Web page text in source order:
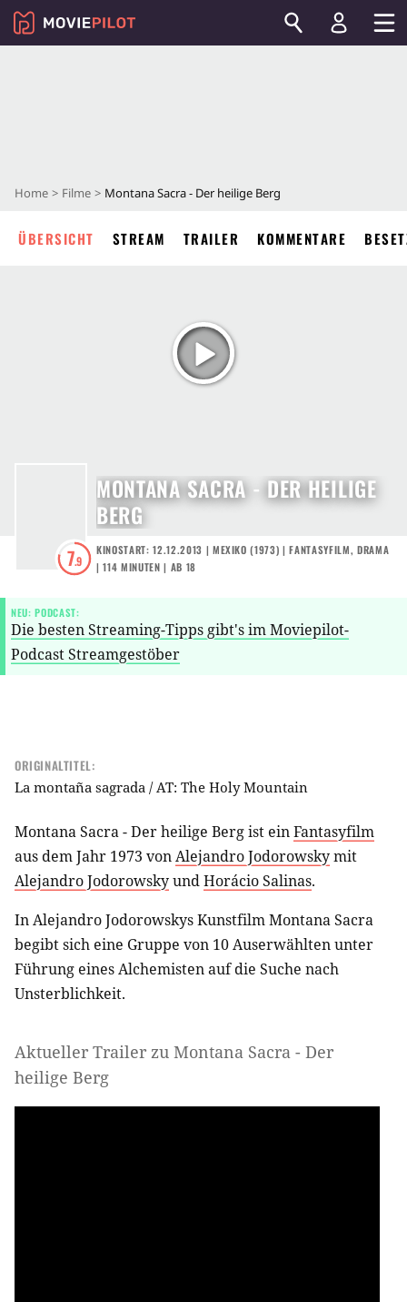
Home Filme Montana Sacra - Der heilige Berg
ÜBERSICHT STREAM TRAILER KOMMENTARE
7.9
MONTANA SACRA - DER HEILIGE
BERG
KINOSTART: 12.12.2013 | MEXIKO (1973) |FANTASYFILM,DRAMA
| 114 MINUTEN | AB 18
NEU: PODCAST:
Die besten Streaming-Tipps gibt's im Moviepilot-
Podcast Streamgestöber
ORIGINALTITEL:
La montaña sagrada / AT: The Holy Mountain
Montana Sacra - Der heilige Berg ist einFantasyfilm
aus dem Jahr 1973 vonAlejandro Jodorowskymit
Alejandro JodorowskyundHorácio Salinas.
In Alejandro Jodorowskys Kunstfilm Montana Sacra
begibt sich eine Gruppe von 10 Auserwählten unter
Führung eines Alchemisten auf die Suche nach
Unsterblichkeit.
Aktueller Trailer zu Montana Sacra - Der
heilige Berg